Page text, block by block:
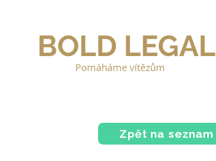
BOLD LEGAL
Pomáháme vítězům
Zpět na seznam